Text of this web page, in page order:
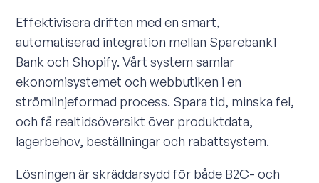
Effektivisera driften med en smart,
automatiserad integration mellan Sparebank1
Bank och Shopify. Vårt system samlar
ekonomisystemet och webbutiken i en
strömlinjeformad process. Spara tid, minska fel,
och få realtidsöversikt över produktdata,
lagerbehov, beställningar och rabattsystem.
Lösningen är skräddarsydd för både B2C- och